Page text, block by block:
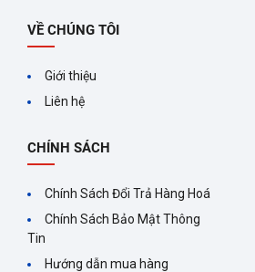
VỀ CHÚNG TÔI
Giới thiệu
Liên hệ
CHÍNH SÁCH
Chính Sách Đổi Trả Hàng Hoá
Chính Sách Bảo Mật Thông
Tin
Hướng dẫn mua hàng